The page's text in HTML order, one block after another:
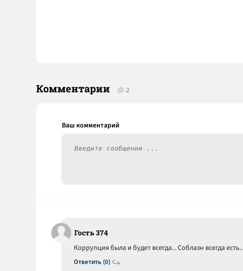
Комментарии 2
Гость 374
Ответить (0)
Коррупция была и будет всегда... Соблазн всегда есть..